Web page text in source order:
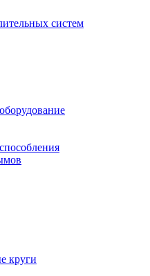
систем
круги